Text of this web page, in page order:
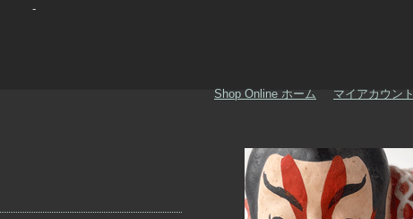
-
Shop Online ホーム マイアカウント